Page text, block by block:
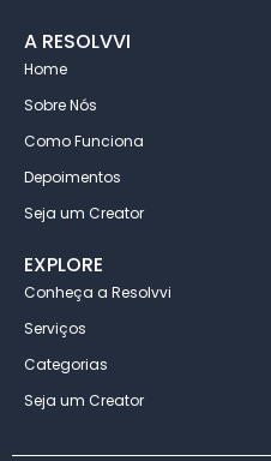
A RESOLVVI
Home
Sobre Nós
Como Funciona
Depoimentos
Seja um Creator
EXPLORE
Conheça a Resolvvi
Serviços
Categorias
Seja um Creator